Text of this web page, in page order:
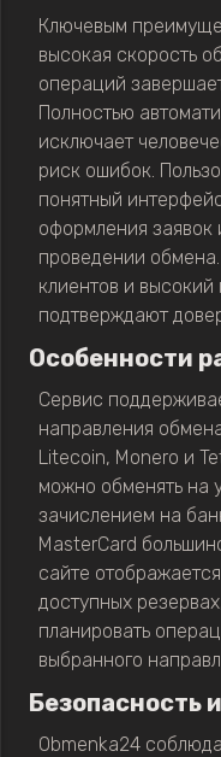
Ключевым
высокая скорость
операций
Полностью
исключает
риск ошибок.
понятный
оформления заявок
проведении
клиентов и
подтверждают
Особенности
Сервис
направления
Litecoin, Monero и
можно обменять на
зачислением на
MasterCard
сайте
доступных
планировать
выбранного
Безопасность
Obmenka24